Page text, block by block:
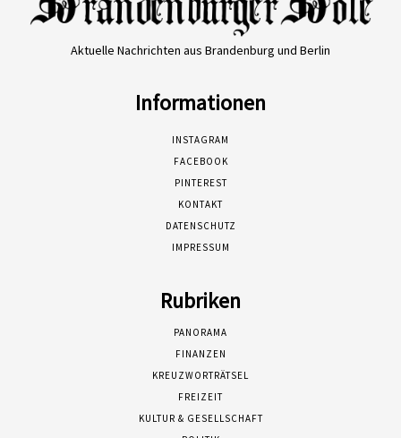
Aktuelle Nachrichten aus Brandenburg und Berlin
Informationen
INSTAGRAM
FACEBOOK
PINTEREST
KONTAKT
DATENSCHUTZ
IMPRESSUM
Rubriken
PANORAMA
FINANZEN
KREUZWORTRÄTSEL
FREIZEIT
KULTUR & GESELLSCHAFT